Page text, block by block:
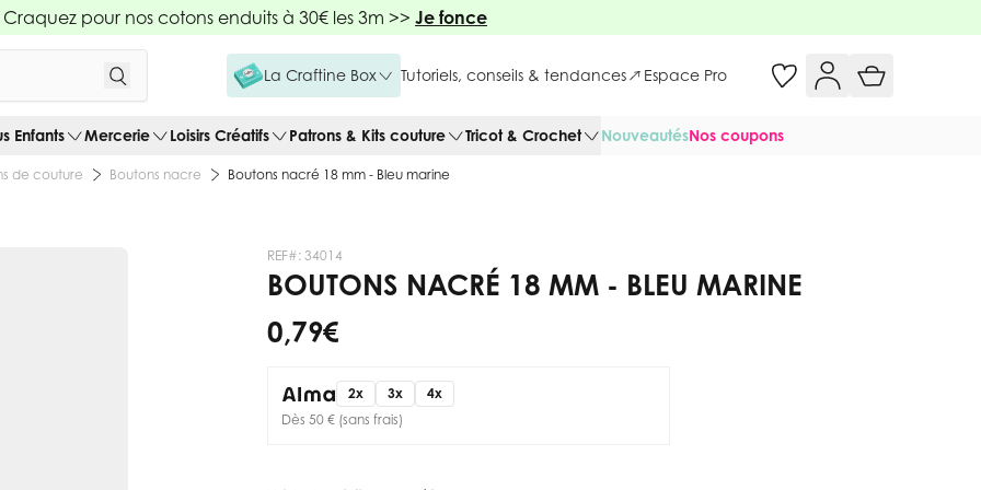
Craquez pour nos cotons enduits à 30€ les 3m >> Je fonce
La Craftine Box Tutoriels, conseils & tendances Espace Pro
Enfants Mercerie Loisirs Créatifs Patrons & Kits couture Tricot & Crochet NouveautésNos coupons
de couture Boutons nacre Boutons nacré 18 mm - Bleu marine
REF#: 34014
BOUTONS NACRÉ 18 MM - BLEU MARINE
0,79 €
2x 3x
4x
Dès 50 € (sans frais)